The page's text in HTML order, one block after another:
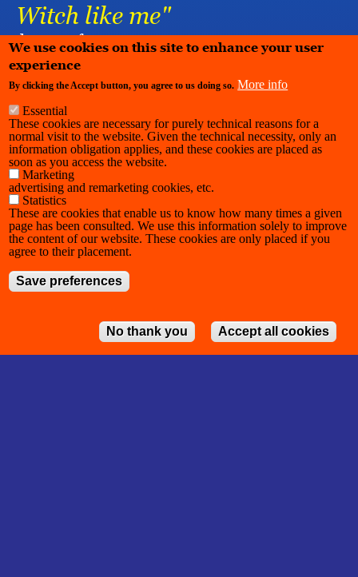
Witch like me"
danseperformance
We use cookies on this site to enhance your user
experience
By clicking the Accept button, you agree to us doing so. More info
Essential
These cookies are necessary for purely technical reasons for a
normal visit to the website. Given the technical necessity, only an
information obligation applies, and these cookies are placed as
soon as you access the website.
Marketing
advertising and remarketing cookies, etc.
Statistics
These are cookies that enable us to know how many times a given
page has been consulted. We use this information solely to improve
the content of our website. These cookies are only placed if you
agree to their placement.
Save preferences
No thank you Accept all cookies